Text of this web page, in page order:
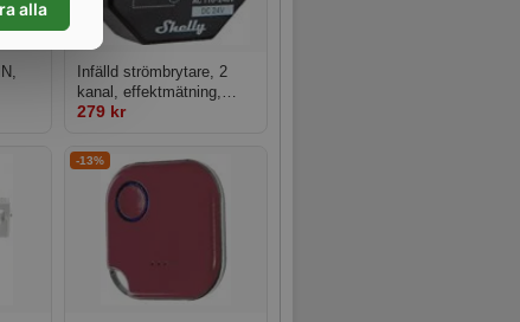
Infälld strömbrytare, 2
kanal, effektmätning,
WiFi, Bluetooth, mJS,
279 kr
-13%
alla